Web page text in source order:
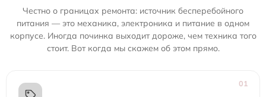
Честно о границах ремонта: источник бесперебойного
питания — это механика, электроника и питание в одном
корпусе. Иногда починка выходит дороже, чем техника того
стоит. Вот когда мы скажем об этом прямо.
01